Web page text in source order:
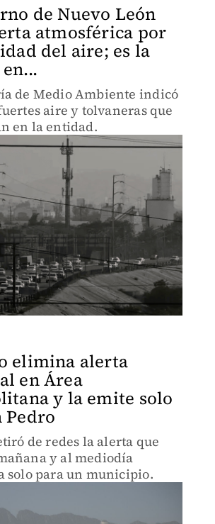
de Nuevo León
atmosférica por
del aire; es la
de Medio Ambiente indicó
aire y tolvaneras que
en la entidad.
elimina alerta
en Área
y la emite solo
Pedro
de redes la alerta que
y al mediodía
solo para un municipio.